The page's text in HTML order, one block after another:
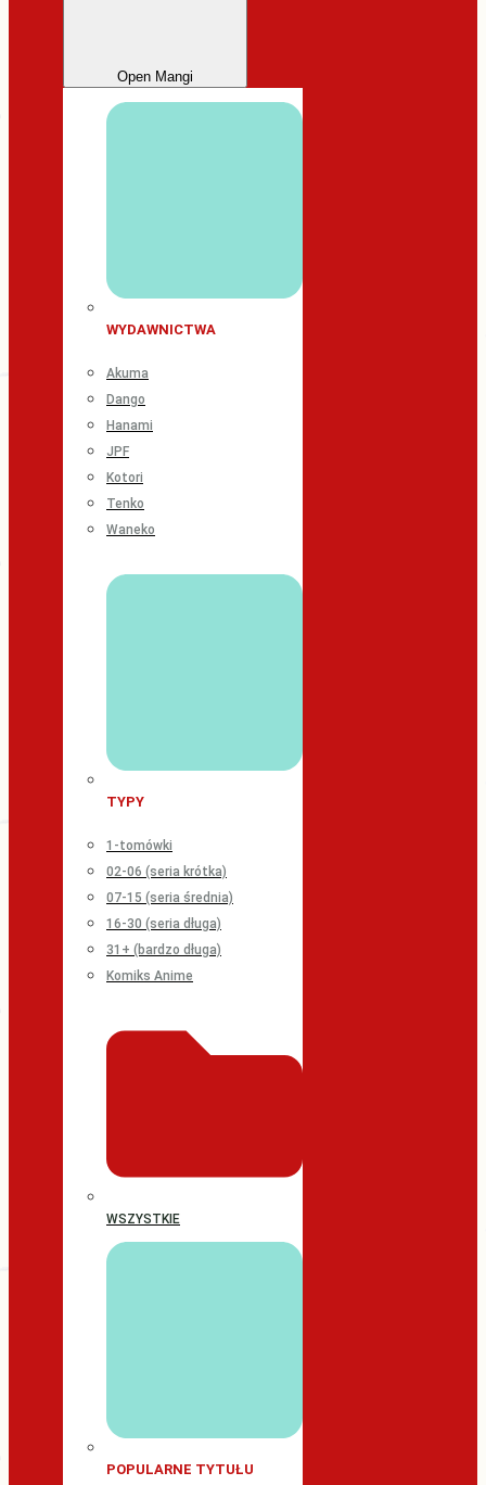
Open Mangi
WYDAWNICTWA
Akuma
Dango
Hanami
JPF
Kotori
Tenko
Waneko
TYPY
1-tomówki
02-06 (seria krótka)
07-15 (seria średnia)
16-30 (seria długa)
31+ (bardzo długa)
Komiks Anime
WSZYSTKIE
POPULARNE TYTUŁU